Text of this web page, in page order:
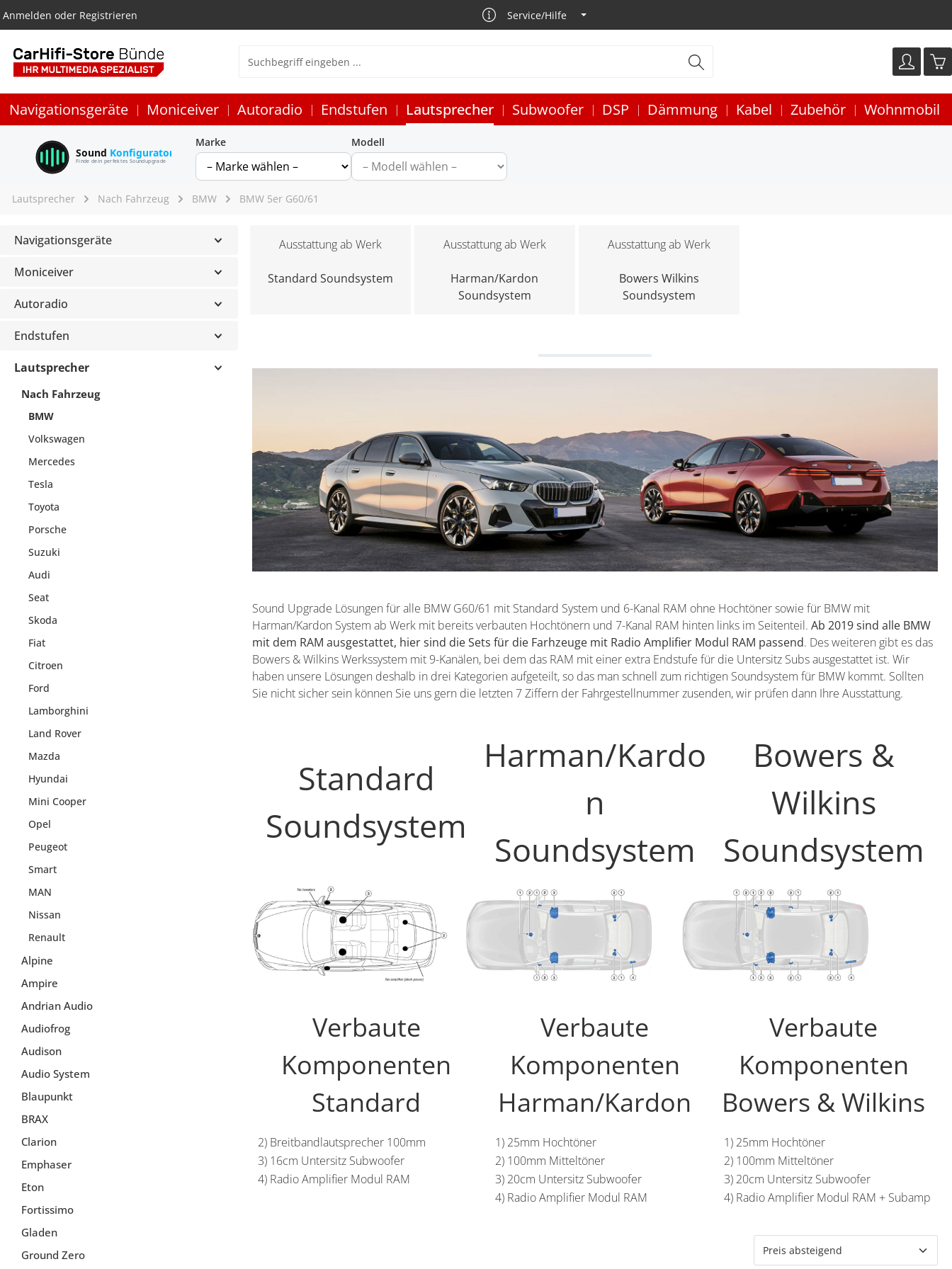
Anmelden oder Registrieren Service/Hilfe
Navigationsgeräte Moniceiver Autoradio Endstufen Lautsprecher Subwoofer DSP Dämmung Kabel Zubehör Wohnmobil
Sound Konfigurator
Finde dein perfektes Soundupgrade
Marke Modell
Lautsprecher Nach Fahrzeug BMW BMW 5er G60/61
Navigationsgeräte
Moniceiver
Autoradio
Endstufen
Lautsprecher
Nach Fahrzeug
BMW
Volkswagen
Mercedes
Tesla
Toyota
Porsche
Suzuki
Audi
Seat
Skoda
Fiat
Citroen
Ford
Lamborghini
Land Rover
Mazda
Hyundai
Mini Cooper
Opel
Peugeot
Smart
MAN
Nissan
Renault
Alpine
Ampire
Andrian Audio
Audiofrog
Audison
Audio System
Blaupunkt
BRAX
Clarion
Emphaser
Eton
Fortissimo
Gladen
Ground Zero
Ausstattung ab Werk
Standard Soundsystem
Ausstattung ab Werk
Harman/Kardon
Soundsystem
Ausstattung ab Werk
Bowers Wilkins
Soundsystem
Sound Upgrade Lösungen für alle BMW G60/61 mit Standard System und 6-Kanal RAM ohne Hochtöner sowie für BMW mit
Harman/Kardon System ab Werk mit bereits verbauten Hochtönern und 7-Kanal RAM hinten links im Seitenteil. Ab 2019 sind alle BMW
mit dem RAM ausgestattet, hier sind die Sets für die Farhzeuge mit Radio Amplifier Modul RAM passend. Des weiteren gibt es das
Bowers & Wilkins Werkssystem mit 9-Kanälen, bei dem das RAM mit einer extra Endstufe für die Untersitz Subs ausgestattet ist. Wir
haben unsere Lösungen deshalb in drei Kategorien aufgeteilt, so das man schnell zum richtigen Soundsystem für BMW kommt. Sollten
Sie nicht sicher sein können Sie uns gern die letzten 7 Ziffern der Fahrgestellnummer zusenden, wir prüfen dann Ihre Ausstattung.
Standard
Soundsystem
Harman/Kardo
n
Soundsystem
Bowers &
Wilkins
Soundsystem
Verbaute
Komponenten
Standard
Verbaute
Komponenten
Harman/Kardon
Verbaute
Komponenten
Bowers & Wilkins
2) Breitbandlautsprecher 100mm 1) 25mm Hochtöner
1) 25mm Hochtöner
3) 16cm Untersitz Subwoofer
2) 100mm Mitteltöner
2) 100mm Mitteltöner
4) Radio Amplifier Modul RAM
3) 20cm Untersitz Subwoofer
3) 20cm Untersitz Subwoofer
4) Radio Amplifier Modul RAM
4) Radio Amplifier Modul RAM + Subamp